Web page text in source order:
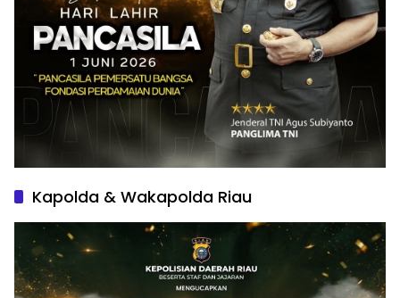
Kapolda & Wakapolda Riau